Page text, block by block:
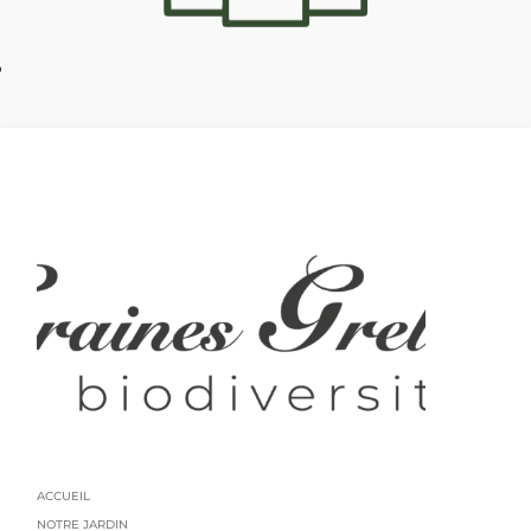
ACCUEIL
NOTRE JARDIN